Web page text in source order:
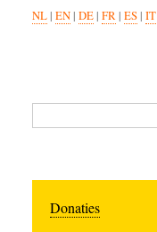
NL| EN| DE| FR| ES| IT
Search
Donaties